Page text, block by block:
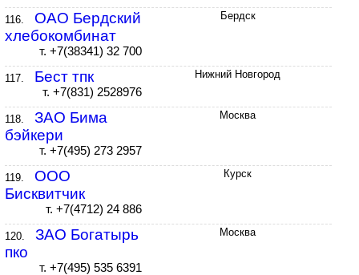
116.
ОАО Бердский
хлебокомбинат
т. +7(38341) 32 700
Бердск
117. Бест тпк
т. +7(831) 2528976
Нижний Новгород
118.
ЗАО Бима
бэйкери
т. +7(495) 273 2957
Москва
119.
ООО
Бисквитчик
т. +7(4712) 24 886
Курск
120.
ЗАО Богатырь
пко
т. +7(495) 535 6391
Москва